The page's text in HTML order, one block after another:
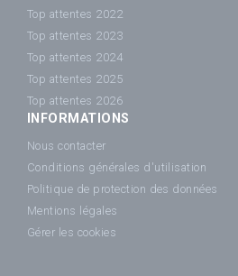
Top attentes 2022
Top attentes 2023
Top attentes 2024
Top attentes 2025
Top attentes 2026
INFORMATIONS
Nous contacter
Conditions générales d'utilisation
Politique de protection des données
Mentions légales
Gérer les cookies